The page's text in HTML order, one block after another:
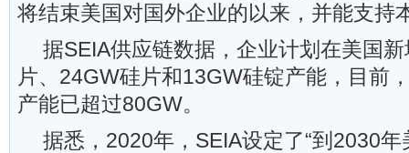
将结束美国对国外企业的以来，并能支持
据SEIA供应链数据，企业计划在美国
片、24GW硅片和13GW硅锭产能，目前
产能已超过80GW。
据悉，2020年，SEIA设定了“到2030